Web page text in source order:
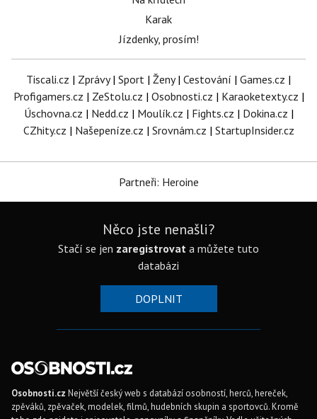
Karak
Jízdenky, prosím!
Tiscali.cz | Zprávy| Sport | Ženy| Cestování | Games.cz |
Profigamers.cz | ZeStolu.cz | Osobnosti.cz | Karaoketexty.cz |
Úschovna.cz | Nedd.cz | Moulík.cz | Fights.cz | Dokina.cz |
CZhity.cz | Našepeníze.cz | Srovnám.cz | StartupInsider.cz
Partneři: Heroine
Něco jste nenašli?
Stačí se jen zaregistrovat a můžete tuto
databázi
DOPLNIT
Osobnosti.cz Největší český web s databází osobností, herců, hereček,
zpěváků, zpěvaček, modelek, filmů, hudebních skupin a sportovců. Kromě